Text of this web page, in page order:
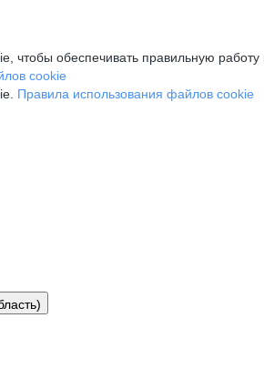
обеспечивать правильную работу
cookie
Правила использования файлов cookie